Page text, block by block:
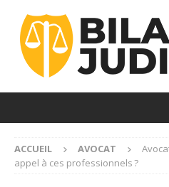
ACCUEIL AVOCAT
appel à ces professionnels ?